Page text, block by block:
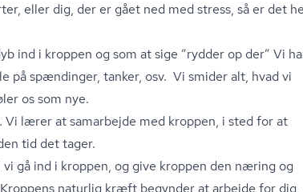
eller dig, der er gået ned med stress, så er det
ind i kroppen og som at sige ”rydder op der” Vi
på spændinger, tanker, osv. Vi smider alt, hvad vi
os som nye.
Vi lærer at samarbejde med kroppen, i sted for at
tid det tager.
gå ind i kroppen, og give kroppen den næring og
naturlig kræft begynder at arbejde for dig,